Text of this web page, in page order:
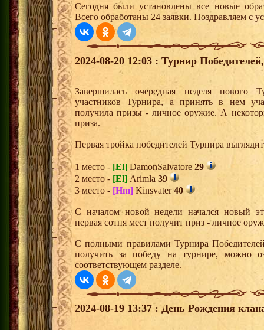
Сегодня были установлены все новые
Всего обработаны 24 заявки. Поздравляем с
2024-08-20 12:03 : Турнир
Завершилась очередная неделя нового
участников Турнира, а принять в нем
получила призы - личное оружие. А
приза.
Первая тройка победителей Турнира
1 место - [El] DamonSalvatore 29
2 место - [El] Arimla 39
3 место - [Hm] Kinsvater40
С началом новой недели начался новый
первая сотня мест получит приз - личное
С полными правилами Турнира
получить за победу на турнире, можно
соответствующем разделе.
2024-08-19 13:37 : День Рождения